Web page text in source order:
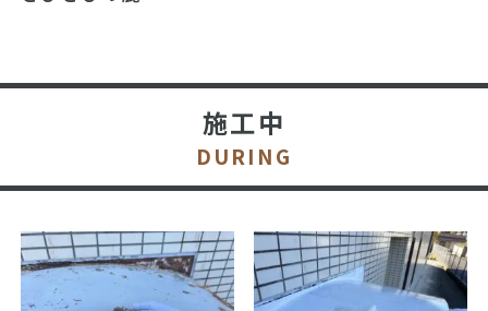
施工中
DURING